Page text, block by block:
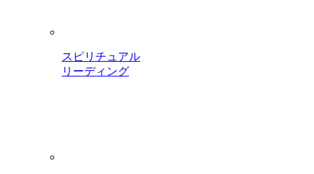
スピリチュアル
リーディング